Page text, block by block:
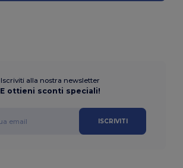
Iscriviti alla nostra newsletter
E ottieni sconti speciali!
ISCRIVITI